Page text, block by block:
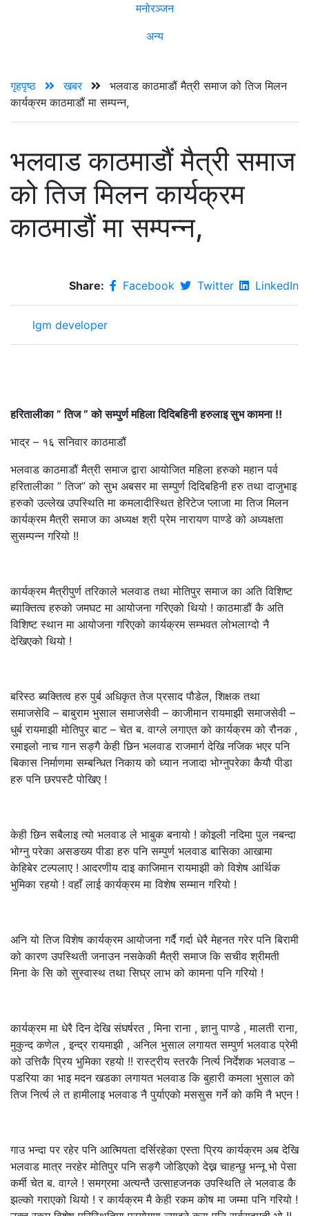
मनोरञ्जन
अन्य
गृहपृष्ठ खबर
भलवाड काठमाडौं मैत्री समाज को तिज मिलन
कार्यक्रम काठमाडौं मा सम्पन्न,
भलवाड काठमाडौं मैत्री समाज
को तिज मिलन कार्यक्रम
काठमाडौं मा सम्पन्न,
Share: Facebook Twitter LinkedIn
lgm developer
हरितालीका ” तिज ” को सम्पुर्ण महिला दिदिबहिनी हरुलाइ सुभ कामना !!
भाद्र – १६ सनिवार काठमाडौं
भलवाड काठमाडौं मैत्री समाज द्वारा आयोजित महिला हरुको महान पर्व
हरितालीका ” तिज” को सुभ अबसर मा सम्पुर्ण दिदिबहिनी हरु तथा दाजुभाइ
हरुको उल्लेख उपस्थिति मा कमलादीस्थित हेरिटेज प्लाजा मा तिज मिलन
कार्यक्रम मैत्री समाज का अध्यक्ष श्री प्रेम नारायण पाण्डे को अध्यक्षता
सुसम्पन्न गरियो !!
कार्यक्रम मैत्रीपुर्ण तरिकाले भलवाड तथा मोतिपुर समाज‍ का अति विशिष्ट
ब्याक्तित्व हरुको जमघट मा आयोजना गरिएको थियो ! काठमाडौं कै अति
विशिष्ट स्थान मा आयोजना गरिएको कार्यक्रम सम्भवत लोभलाग्दो नै
देखिएको थियो !
बरिस्ठ ब्यक्तित्व हरु पुर्ब अधिकृत तेज प्रसाद पौडेल, शिक्षक तथा
समाजसेवि – बाबुराम भुसाल समाजसेवी – काजीमान रायमाझी समाजसेवी –
धुर्ब रायमाझी मोतिपुर बाट – चेत ब. वाग्ले लगाएत को कार्यक्रम को रौनक ,
रमाइलो नाच गान सङ्गै केही छिन भलवाड राजमार्ग देखि नजिक भएर पनि
बिकास निर्माणमा सम्बन्धित निकाय को ध्यान नजादा भोग्नुपरेका कैयौ पीडा
हरु पनि छरपस्टै पोखिए !
केही छिन सबैलाइ त्यो भलवाड ले भाबुक बनायो ! कोइली नदिमा पुल नबन्दा
भोग्नु परेका असङख्य पीडा हरु पनि सम्पुर्ण भलवाड बासिका आखामा
केहिबेर टल्पलाए ! आदरणीय दाइ काजिमान रायमाझी को विशेष आर्थिक
भुमिका रहयो ! वहाँ लाई कार्यक्रम मा विशेष सम्मान गरियो !
अनि यो तिज विशेष कार्यक्रम आयोजना गर्दै गर्दा धेरै मेहनत गरेर पनि बिरामी
को कारण उपस्थिती जनाउन नसकेकी मैत्री समाज कि सचीव श्रीमती
मिना के सि को सुस्वास्थ तथा सिघ्र लाभ को कामना पनि गरियो !
कार्यक्रम मा धेरै दिन देखि संघर्षरत , मिना राना , ज्ञानु पाण्डे , मालती राना,
मुकुन्द कणेल , इन्द्र रायमाझी , अनिल भुसाल लगायत सम्पुर्ण भलवाड प्रेमी
को उत्तिकै प्रिय भुमिका रहयो !! रास्ट्रीय स्तरकै निर्त्य निर्देशक भलवाड –
पडरिया का भाइ मदन खडका लगायत भलवाड कि बुहारी कमला भुसाल को
तिज निर्त्य ले त हामीलाइ भलवाड नै पुर्याएको मससुस गर्ने को कमि नै भएन !
गाउ भन्दा पर रहेर पनि आत्मियता दर्सिरहेका एस्ता प्रिय कार्यक्रम अब देखि
भलवाड मात्र नरहेर मोतिपुर पनि सङ्गै जोडिएको देख्न चाहन्छु भन्नू भो पेसा
कर्मी चेत ब. वाग्ले ! समग्रमा अत्यन्तै उत्साहजनक उपस्थिति ले भलवाड कै
झल्को गराएको थियो ! र कार्यक्रम मै केही रकम कोष मा जम्मा पनि गरियो !